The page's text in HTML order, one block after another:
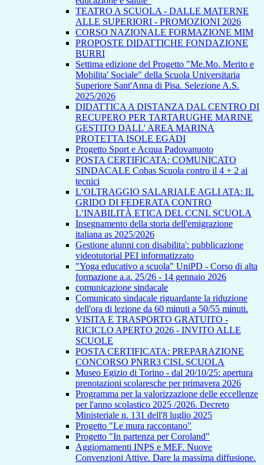
TEATRO A SCUOLA - DALLE MATERNE
ALLE SUPERIORI - PROMOZIONI 2026
CORSO NAZIONALE FORMAZIONE MIM
PROPOSTE DIDATTICHE FONDAZIONE
BURRI
Settima edizione del Progetto "Me.Mo. Merito e
Mobilita' Sociale" della Scuola Universitaria
Superiore Sant'Anna di Pisa. Selezione A.S.
2025/2026
DIDATTICA A DISTANZA DAL CENTRO DI
RECUPERO PER TARTARUGHE MARINE
GESTITO DALL' AREA MARINA
PROTETTA ISOLE EGADI
Progetto Sport e Acqua Padovanuoto
POSTA CERTIFICATA: COMUNICATO
SINDACALE Cobas Scuola contro il 4 + 2 ai
tecnici
L’OLTRAGGIO SALARIALE AGLI ATA: IL
GRIDO DI FEDERATA CONTRO
L’INABILITÀ ETICA DEL CCNL SCUOLA
Insegnamento della storia dell'emigrazione
italiana as 2025/2026
Gestione alunni con disabilita': pubblicazione
videotutorial PEI informatizzato
"Yoga educativo a scuola" UniPD - Corso di alta
formazione a.a. 25/26 - 14 gennaio 2026
comunicazione sindacale
Comunicato sindacale riguardante la riduzione
dell'ora di lezione da 60 minuti a 50/55 minuti.
VISITA E TRASPORTO GRATUITO -
RICICLO APERTO 2026 - INVITO ALLE
SCUOLE
POSTA CERTIFICATA: PREPARAZIONE
CONCORSO PNRR3 CISL SCUOLA
Museo Egizio di Torino - dal 20/10/25: apertura
prenotazioni scolaresche per primavera 2026
Programma per la valorizzazione delle eccellenze
per l'anno scolastico 2025 /2026. Decreto
Ministeriale n. 131 dell'8 luglio 2025
Progetto "Le mura raccontano"
Progetto "In partenza per Coroland"
Aggiornamenti INPS e MEF. Nuove
Convenzioni Attive. Dare la massima diffusione.